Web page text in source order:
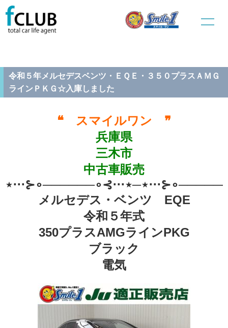
ホーム
令和５年メルセデスベンツ・ＥＱＥ・３５０プラスＡＭＧラインＰ
ＫＧ☆入庫しました
令和５年メルセデスベンツ・ＥＱＥ・３５０プラスＡＭＧ
ラインＰＫＧ☆入庫しました
❝ スマイルワン ❞
兵庫県
三木市
中古車販売
メルセデス・ベンツ EQE
令和５年式
350プラスAMGラインPKG
ブラック
電気